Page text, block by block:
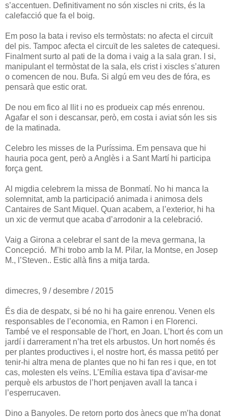
s’accentuen. Definitivament no són xiscles ni crits, és la
calefacció que fa el boig.
Em poso la bata i reviso els termòstats: no afecta el circuït
del pis. Tampoc afecta el circuït de les saletes de catequesi.
Finalment surto al pati de la doma i vaig a la sala gran. I si,
manipulant el termòstat de la sala, els crist i xiscles s’aturen
o comencen de nou. Bufa. Si algú em veu des de fóra, es
pensarà que estic orat.
De nou em fico al llit i no es produeix cap més enrenou.
Agafar el son i descansar, però, em costa i aviat són les sis
de la matinada.
Celebro les misses de la Puríssima. Em pensava que hi
hauria poca gent, però a Anglès i a Sant Martí hi participa
força gent.
Al migdia celebrem la missa de Bonmatí. No hi manca la
solemnitat, amb la participació animada i animosa dels
Cantaires de Sant Miquel. Quan acabem, a l’exterior, hi ha
un xic de vermut que acaba d’arrodonir a la celebració.
Vaig a Girona a celebrar el sant de la meva germana, la
Concepció. M’hi trobo amb la M. Pilar, la Montse, en Josep
M., l’Steven.. Estic allà fins a mitja tarda.
dimecres, 9 / desembre / 2015
És dia de despatx, si bé no hi ha gaire enrenou. Venen els
responsables de l’economia, en Ramon i en Florenci.
També ve el responsable de l’hort, en Joan. L’hort és com un
jardí i darrerament n’ha tret els arbustos. Un hort només és
per plantes productives i, el nostre hort, és massa petitó per
tenir-hi altra mena de plantes que no hi fan res i que, en tot
cas, molesten els veïns. L’Emília estava tipa d’avisar-me
perquè els arbustos de l’hort penjaven avall la tanca i
l’esperrucaven.
Dino a Banyoles. De retorn porto dos ànecs que m’ha donat